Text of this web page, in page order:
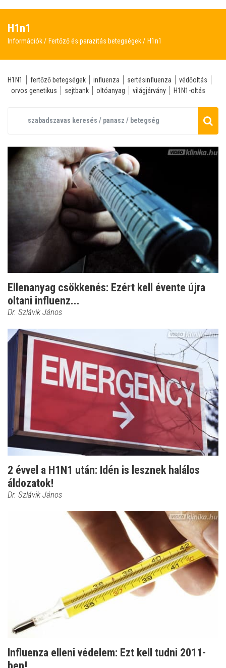
H1n1
Információk Fertőző és parazitás betegségek H1n1
H1N1 fertőző betegségek influenza sertésinfluenza
védőoltás
orvos genetikus
sejtbank oltóanyag világjárvány H1N1-oltás
Ellenanyag csökkenés: Ezért kell évente újra
oltani influenz...
Dr. Szlávik János
2 évvel a H1N1 után: Idén is lesznek halálos
áldozatok!
Dr. Szlávik János
Influenza elleni védelem: Ezt kell tudni 2011-